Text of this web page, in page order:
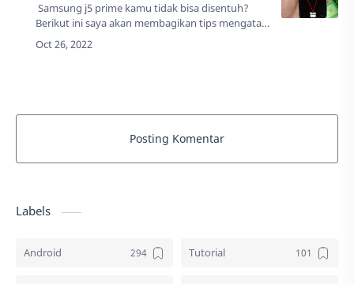
Samsung j5 prime kamu tidak bisa disentuh?
Berikut ini saya akan membagikan tips mengatasi
Samsung yang layarnya tidak bisa disentuh
secara tiba-tiba.Di sini saya kebetulan a…
Posting Komentar
Labels
Android Tutorial